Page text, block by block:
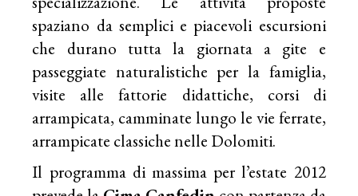
spaziano da semplici e piacevoli escursioni
che durano tutta la giornata a gite e
passeggiate naturalistiche per la famiglia,
visite alle fattorie didattiche, corsi di
arrampicata, camminate lungo le vie ferrate,
arrampicate classiche nelle Dolomiti.
Il programma di massima per l’estate 2012